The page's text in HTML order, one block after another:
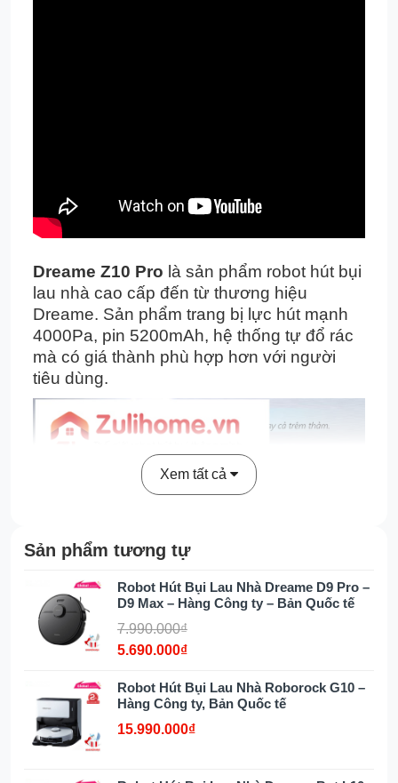
Dreame Z10 Pro là sản phẩm robot hút bụi
lau nhà cao cấp đến từ thương hiệu
Dreame. Sản phẩm trang bị lực hút mạnh
4000Pa, pin 5200mAh, hệ thống tự đổ rác
mà có giá thành phù hợp hơn với người
tiêu dùng.
Hệ thống cải tiến Lidar LDS 4.0
và lập bản đồ không gian 3D
dụng hệ thống mắt thần LDS mới nhất hiện
nay, cho phép robot nhận được thông tin
chính xác về môi trường và các chướng
ngại vật có thể xảy ra trên khu vực làm việc
của robot.
Xem tất cả
Sản phẩm tương tự
Robot Hút Bụi Lau Nhà Dreame D9 Pro –
D9 Max – Hàng Công ty – Bản Quốc tế
7.990.000₫
5.690.000₫
Robot Hút Bụi Lau Nhà Roborock G10 –
Hàng Công ty, Bản Quốc tế
15.990.000₫